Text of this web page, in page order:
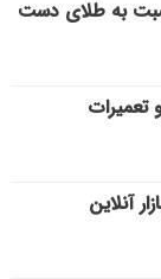
به طلای دست
آنلاین